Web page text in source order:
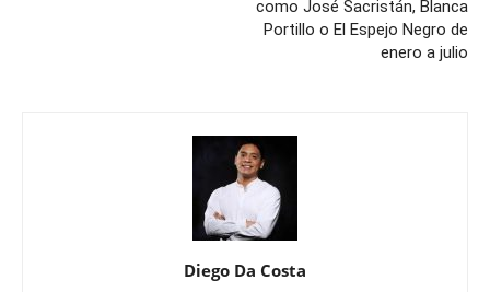
como José Sacristán, Blanca
Portillo o El Espejo Negro de
enero a julio
Diego Da Costa